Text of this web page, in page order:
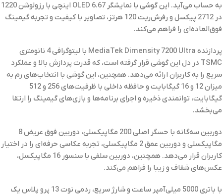
به حساب می‌آید. این گوشی با نمایشگر OLED 6.67 اینچی با رزولوشن 1220
در 2712 پیکسل و رفرش‌ریت 120 هرتز، تصاویر با کیفیت و تجربه گیمینگ
فوق‌العاده‌ای را فراهم می‌کند.
پردازنده MediaTek Dimensity 7200 Ultra با لیتوگرافی 4 نانومتری
TSMC در دل این گوشی قرار گرفته است، که قدرت پردازش بالا و عملکرد
سریع را به کاربران ارائه می‌دهد. همچنین، این گوشی با انتخاب‌های رم به
میزان 12 و 16 گیگابایت و حافظه داخلی با ظرفیت‌های 256 و 512
گیگابایت، توانمندی ذخیره و اجرای برنامه‌ها و بازی‌های گیمینگ را ارتقا
می‌بخشد.
دوربین سه‌گانه با حسگر اصلی 200 مگاپیکسلی، دوربین فوق عریض 8
مگاپیکسلی و دوربین عمق 2 مگاپیکسلی، تجربه عکاسی حرفه‌ای را در اختیار
کاربران قرار می‌دهد. همچنین، دوربین سلفی با سنسور 16 مگاپیکسل،
عکس‌های شفاف و زیبا را فراهم می‌کند.
با باتری 5000 میلی‌آمپر ساعت و شارژ سریع، ردمی نوت 13 پرو پلاس یک